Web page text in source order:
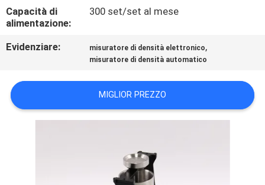
DEL
SITO
PRIVACY
Capacità di
alimentazione:
300 set/set al mese
Evidenziare: misuratore di densità elettronico,
misuratore di densità automatico
MIGLIOR PREZZO